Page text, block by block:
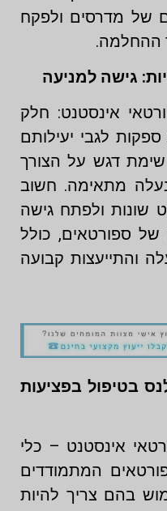
של מדרסים ולפקח
ההחלמה.
גישה למניעה
אינסטנט: חלק
לגבי יעילותם
שימת דגש על הצורך
מתאימה. חשוב
שונות ולפתח גישה
ספורטאים, כולל
והתייעצות קבועה
בטיפול בפציעות
אינסטנט – כלי
המתמודדים
בהם צריך להיות